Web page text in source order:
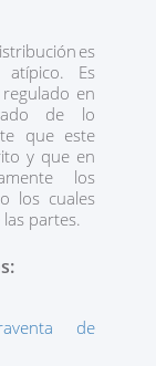
es
Es
en
de lo
que este
y que en
los
los cuales
partes.
de